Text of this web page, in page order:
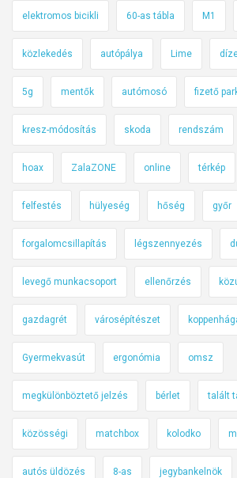
elektromos bicikli 60-as tábla M1
közlekedés autópálya Lime
5g mentők autómosó fizető
kresz-módosítás skoda rendszám
hoax ZalaZONE online térkép
felfestés hülyeség hőség győr
forgalomcsillapítás légszennyezés
levegő munkacsoport ellenőrzés
gazdagrét városépítészet
Gyermekvasút ergonómia omsz
megkülönböztető jelzés bérlet talált
közösségi matchbox kolodko
autós üldözés 8-as jegybankelnök